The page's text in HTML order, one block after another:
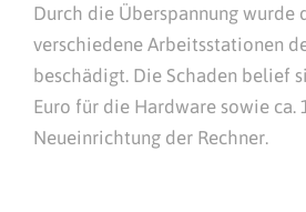
Durch die Überspannung wurde
verschiedene Arbeitsstationen
beschädigt. Die Schaden belief
Euro für die Hardware sowie ca.
Neueinrichtung der Rechner.